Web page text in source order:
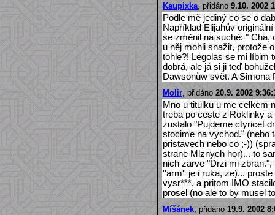
Kaupixka , přidáno 9.10. 2002
Podle mě jediný co se o
Například Elijahův
se změnil na suché: " Cha,
u něj mohli snažit, protože
tohle?! Legolas se mi líbim
dobrá, ale já si ji teď
Dawsonůw svět. A Simona
Molir , přidáno 20.9. 2002
Mno u titulku u me celkem
treba po ceste z Roklinky
zustalo "Pujdeme ctyricet
stocime na vychod." (nebo
pristavech nebo co ;-))
strane Mlznych hor)... to
nich zarve "Drzi mi
''arm'' je i ruka, ze)...
vysr***, a pritom IMO
prosel (no ale to by musel
Míšánek , přidáno 19.9. 2002